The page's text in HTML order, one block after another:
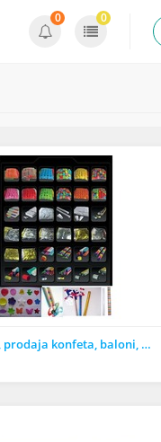
0 0
Konfete, prodaja konfeta, baloni, balon, štampa,